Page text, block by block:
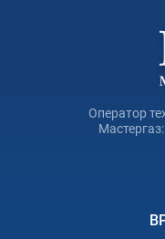
Оператор